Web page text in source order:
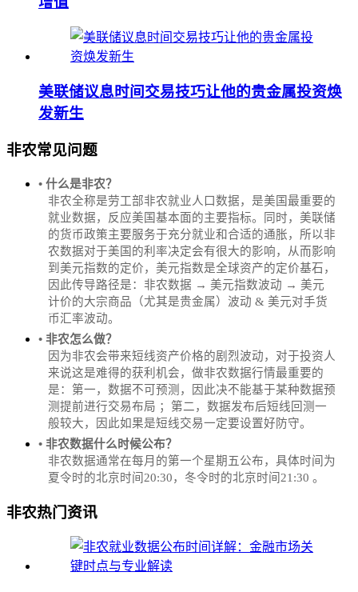
美联储议息时间交易技巧让他的贵金属投资焕
发新生
非农常见问题
• 什么是非农？
非农全称是劳工部非农就业人口数据，是美国最重要的
就业数据，反应美国基本面的主要指标。同时，美联储
的货币政策主要服务于充分就业和合适的通胀，所以非
农数据对于美国的利率决定会有很大的影响，从而影响
到美元指数的定价，美元指数是全球资产的定价基石，
因此传导路径是：非农数据 → 美元指数波动 → 美元
计价的大宗商品（尤其是贵金属）波动 & 美元对手货
币汇率波动。
• 非农怎么做？
因为非农会带来短线资产价格的剧烈波动，对于投资人
来说这是难得的获利机会，做非农数据行情最重要的
是：第一，数据不可预测，因此决不能基于某种数据预
测提前进行交易布局 ；第二，数据发布后短线回测一
般较大，因此如果是短线交易一定要设置好防守。
• 非农数据什么时候公布？
‌非农数据通常在每月的第一个星期五公布，具体时间为
夏令时的北京时间20:30，冬令时的北京时间21:30‌‌ 。
非农热门资讯